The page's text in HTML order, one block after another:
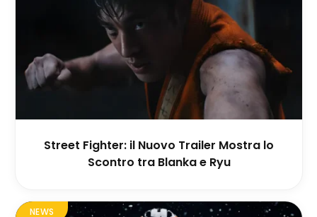
Street Fighter: il Nuovo Trailer Mostra lo
Scontro tra Blanka e Ryu
NEWS